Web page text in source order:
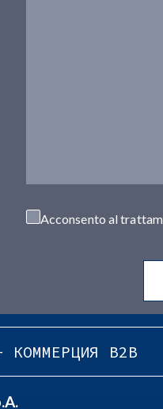
Acconsento al
КОММЕРЦИЯ B2B